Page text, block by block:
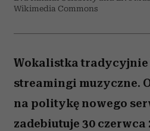
Wikimedia Commons
Wokalistka tradycyjnie
streamingi muzyczne.
na politykę nowego
zadebiutuje 30 czerwca